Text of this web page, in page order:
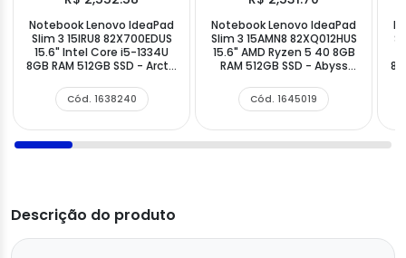
Notebook Lenovo IdeaPad
Slim 3 15IRU8 82X700EDUS
15.6" Intel Core i5-1334U
8GB RAM 512GB SSD - Arctic
Cód. 1638240
Notebook Lenovo IdeaPad
Slim 3 15AMN8 82XQ012HUS
15.6" AMD Ryzen 5 40 8GB
RAM 512GB SSD - Abyss
Cód. 1645019
Descrição do produto